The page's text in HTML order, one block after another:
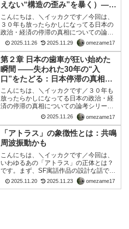
えない“構造の歪み”を暴く）――
その理論とは？
こんにちは、＼イッカクです／今回は、
３０年も放ったらかしになってる日本の
政治・経済の停滞の真相についての論考
シリーズの第１回目を以下置きます。第1
章 どうして日本はここまで停滞したのか
――ゆっくりと原因をたどる入り口の話
振り返ってみると、こ...
2025.11.26 2025.11.29 omezame17
第２章 日本の歯車が狂い始めた
瞬間 ――失われた30年の“入
口”をたどる：日本停滞の真相
（見えない“構造の歪み”を暴く）
――その理論とは？
こんにちは、＼イッカクです／３０年も
放ったらかしになってる日本の政治・経
済の停滞の真相についての論考シリー
ズ、今回はの第２回目を以下置きます。
第２章 日本の歯車が狂い始めた瞬間 ――
失われた30年の“入口”をたどる気がつい
た人から順に、胸の...
2025.11.26 omezame17
「アトラス」の象徴性とは：共鳴
周波振動かも
こんにちは、＼イッカクです／今回は、
いわゆるあの「アトラス」の正体とは？
です。まず、SF寓話作品の設計な話で
す。アトラスの姿というか正体は、地球
３次元物理科学では証明出来ないと言い
2025.11.20 2025.11.23 omezame17